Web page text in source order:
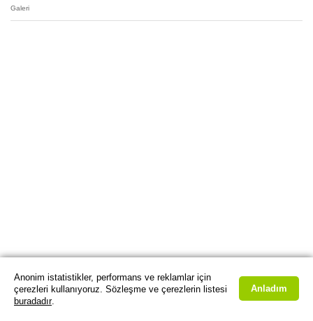
Galeri
Anonim istatistikler, performans ve reklamlar için
çerezleri kullanıyoruz. Sözleşme ve çerezlerin listesi
buradadır.
Anladım